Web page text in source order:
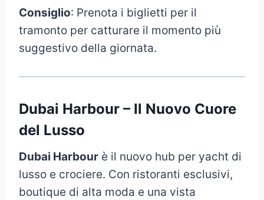
Consiglio: Prenota i biglietti per il
tramonto per catturare il momento più
suggestivo della giornata.
Dubai Harbour – Il Nuovo Cuore
del Lusso
Dubai Harbour è il nuovo hub per yacht di
lusso e crociere. Con ristoranti esclusivi,
boutique di alta moda e una vista